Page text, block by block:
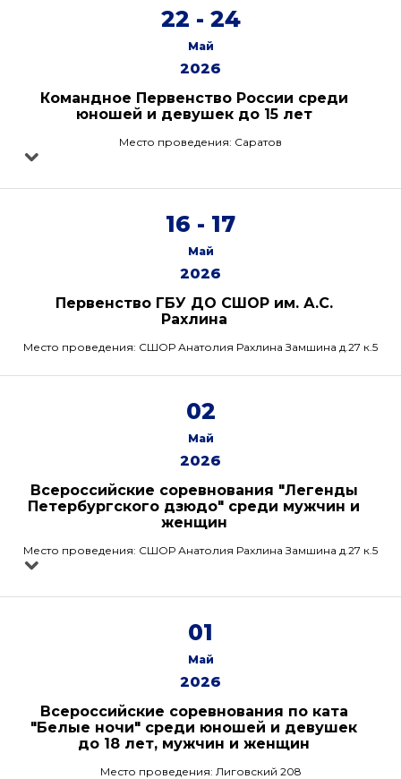
22 - 24
Май
2026
Командное Первенство России среди
юношей и девушек до 15 лет
Место проведения: Саратов
16 - 17
Май
2026
Первенство ГБУ ДО СШОР им. А.С.
Рахлина
Место проведения: СШОР Анатолия Рахлина Замшина д.27 к.5
02
Май
2026
Всероссийские соревнования "Легенды
Петербургского дзюдо" среди мужчин и
женщин
Место проведения: СШОР Анатолия Рахлина Замшина д.27 к.5
01
Май
2026
Всероссийские соревнования по ката
"Белые ночи" среди юношей и девушек
до 18 лет, мужчин и женщин
Место проведения: Лиговский 208